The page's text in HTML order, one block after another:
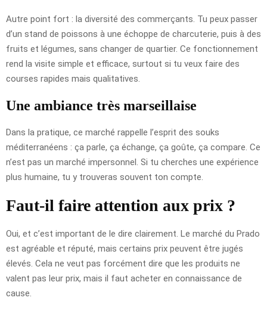
Autre point fort : la diversité des commerçants. Tu peux passer
d’un stand de poissons à une échoppe de charcuterie, puis à des
fruits et légumes, sans changer de quartier. Ce fonctionnement
rend la visite simple et efficace, surtout si tu veux faire des
courses rapides mais qualitatives.
Une ambiance très marseillaise
Dans la pratique, ce marché rappelle l’esprit des souks
méditerranéens : ça parle, ça échange, ça goûte, ça compare. Ce
n’est pas un marché impersonnel. Si tu cherches une expérience
plus humaine, tu y trouveras souvent ton compte.
Faut-il faire attention aux prix ?
Oui, et c’est important de le dire clairement. Le marché du Prado
est agréable et réputé, mais certains prix peuvent être jugés
élevés. Cela ne veut pas forcément dire que les produits ne
valent pas leur prix, mais il faut acheter en connaissance de
cause.